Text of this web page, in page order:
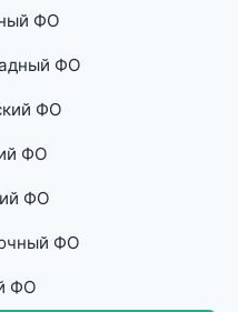
ФО
ФО
ФО
ФО
ФО
ФО
ФО